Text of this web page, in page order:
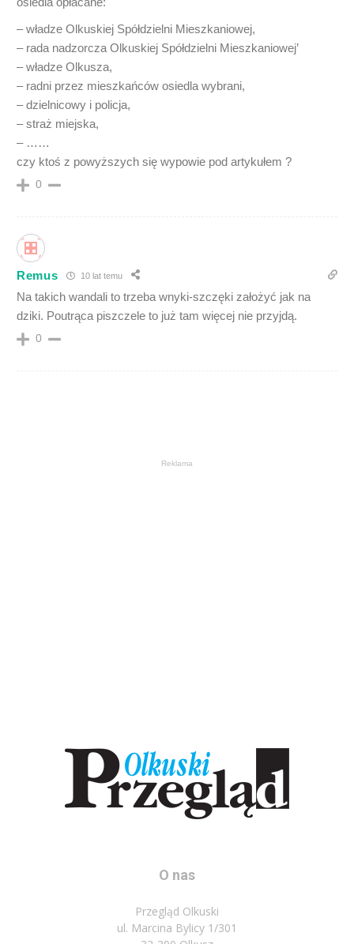
– władze Olkuskiej Spółdzielni Mieszkaniowej,
– rada nadzorcza Olkuskiej Spółdzielni Mieszkaniowej’
– władze Olkusza,
– radni przez mieszkańców osiedla wybrani,
– dzielnicowy i policja,
– straż miejska,
– ……
czy ktoś z powyższych się wypowie pod artykułem ?
0
Remus 10 lat temu
Na takich wandali to trzeba wnyki-szczęki założyć jak na
dziki. Poutrąca piszczele to już tam więcej nie przyjdą.
0
Reklama
O nas
Przegląd Olkuski
ul. Marcina Bylicy 1/301